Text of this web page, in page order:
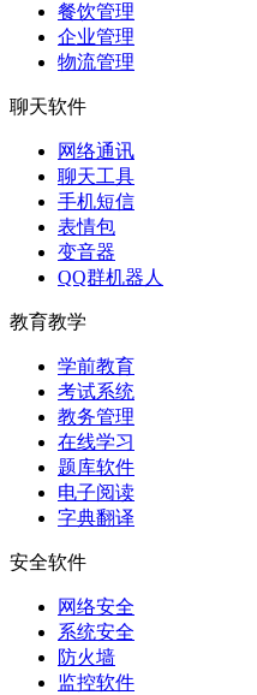
餐饮管理
企业管理
物流管理
聊天软件
网络通讯
聊天工具
手机短信
表情包
变音器
QQ群机器人
教育教学
学前教育
考试系统
教务管理
在线学习
题库软件
电子阅读
字典翻译
安全软件
网络安全
系统安全
防火墙
监控软件